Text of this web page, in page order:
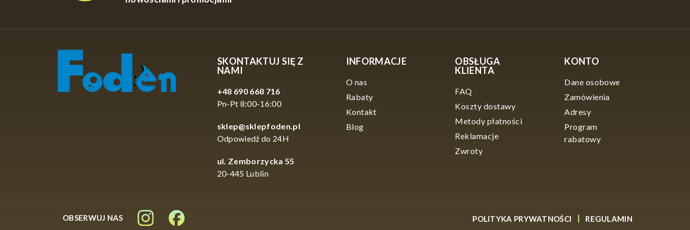
SKONTAKTUJ SIĘ Z
NAMI
+48 690 668 716
Pn-Pt 8:00-16:00
sklep@sklepfoden.pl
Odpowiedź do 24H
ul. Zemborzycka 55
20-445 Lublin
INFORMACJE
O nas
Rabaty
Kontakt
Blog
OBSŁUGA
KLIENTA
FAQ
Koszty dostawy
Metody płatności
Reklamacje
Zwroty
KONTO
Dane osobowe
Zamówienia
Adresy
Program
rabatowy
OBSERWUJ NAS POLITYKA PRYWATNOŚCI REGULAMIN